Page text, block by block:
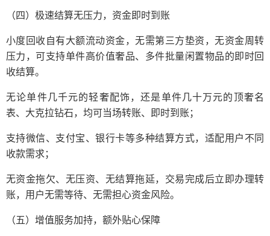
（四）极速结算无压力，资金即时到账
小度回收自有大额流动资金，无需第三方垫资，无资金周转
压力，可支持单件高价值奢品、多件批量闲置物品的即时回
收结算。
无论单件几千元的轻奢配饰，还是单件几十万元的顶奢名
表、大克拉钻石，均可当场转账、即时到账；
支持微信、支付宝、银行卡等多种结算方式，适配用户不同
收款需求；
无资金拖欠、无压资、无结算拖延，交易完成后立即办理转
账，用户无需等待、无需担心资金风险。
（五）增值服务加持，额外贴心保障